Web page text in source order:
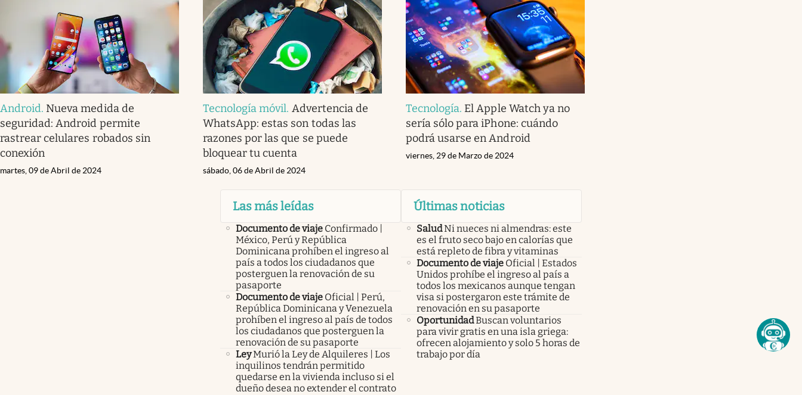
Android. Nueva medida de
seguridad: Android permite
rastrear celulares robados sin
conexión
martes, 09 de Abril de 2024
Tecnología móvil. Advertencia de
WhatsApp: estas son todas las
razones por las que se puede
bloquear tu cuenta
sábado, 06 de Abril de 2024
Tecnología. El Apple Watch ya no
sería sólo para iPhone: cuándo
podrá usarse en Android
viernes, 29 de Marzo de 2024
Las más leídas
Documento de viaje Confirmado |
México, Perú y República
Dominicana prohíben el ingreso al
país a todos los ciudadanos que
posterguen la renovación de su
pasaporte
Documento de viaje Oficial | Perú,
República Dominicana y Venezuela
prohíben el ingreso al país de todos
los ciudadanos que posterguen la
renovación de su pasaporte
LeyMurió la Ley de Alquileres | Los
inquilinos tendrán permitido
quedarse en la vivienda incluso si el
dueño desea no extender el contrato
Últimas noticias
SaludNi nueces ni almendras: este
es el fruto seco bajo en calorías que
está repleto de fibra y vitaminas
Documento de viaje Oficial | Estados
Unidos prohíbe el ingreso al país a
todos los mexicanos aunque tengan
visa si postergaron este trámite de
renovación en su pasaporte
OportunidadBuscan voluntarios
para vivir gratis en una isla griega:
ofrecen alojamiento y solo 5 horas de
trabajo por día